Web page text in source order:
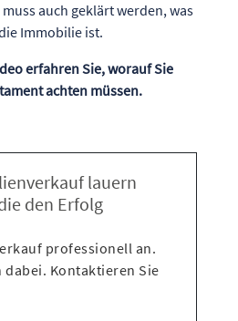
auch geklärt werden, was
Immobilie ist.
erfahren Sie, worauf Sie
achten müssen.
lauern
den Erfolg
professionell an.
dabei. Kontaktieren Sie